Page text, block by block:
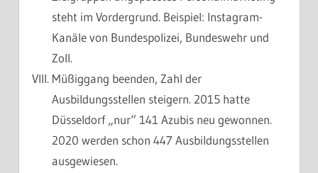
steht im Vordergrund. Beispiel: Instagram-
Kanäle von Bundespolizei, Bundeswehr und
Zoll.
Müßiggang beenden, Zahl der
Ausbildungsstellen steigern. 2015 hatte
Düsseldorf „nur“ 141 Azubis neu gewonnen.
2020 werden schon 447 Ausbildungsstellen
ausgewiesen.